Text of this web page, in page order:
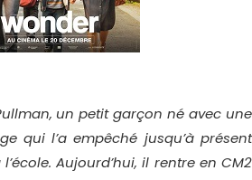
un petit garçon né avec une
qui l’a empêché jusqu’à présent
Aujourd’hui, il rentre en CM2